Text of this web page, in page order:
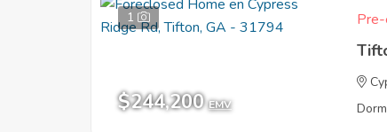
1
$244,200 EMV